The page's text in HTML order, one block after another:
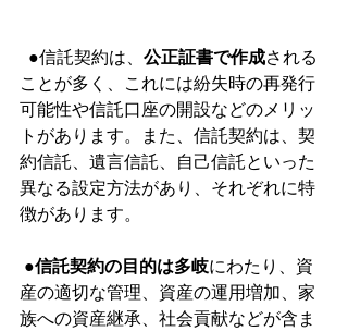
  ●信託契約は、
公正証書で作成される
ことが多く、これには紛失時の再発行
可能性や信託口座の開設などのメリッ
トがあります。また、信託契約は、契
約信託、遺言信託、自己信託といった
異なる設定方法があり、それぞれに特
徴があります。
●信託契約の目的は多岐にわたり、資
産の適切な管理、資産の運用増加、家
族への資産継承、社会貢献などが含ま